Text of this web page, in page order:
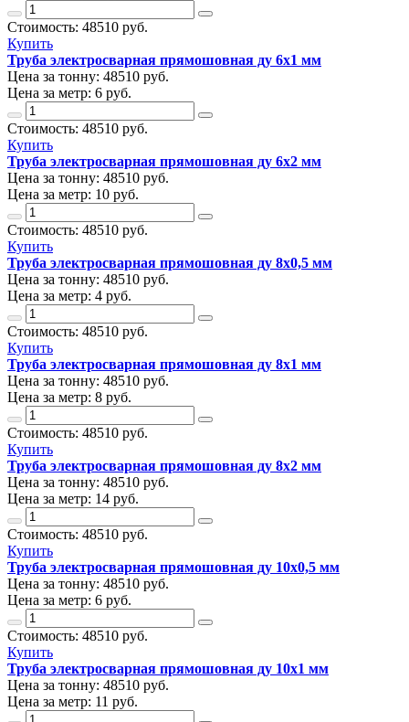
Стоимость: 48510 руб.
Купить
Труба электросварная прямошовная ду 6х1 мм
Цена за тонну: 48510 руб.
Цена за метр: 6 руб.
Стоимость: 48510 руб.
Купить
Труба электросварная прямошовная ду 6х2 мм
Цена за тонну: 48510 руб.
Цена за метр: 10 руб.
Стоимость: 48510 руб.
Купить
Труба электросварная прямошовная ду 8х0,5 мм
Цена за тонну: 48510 руб.
Цена за метр: 4 руб.
Стоимость: 48510 руб.
Купить
Труба электросварная прямошовная ду 8х1 мм
Цена за тонну: 48510 руб.
Цена за метр: 8 руб.
Стоимость: 48510 руб.
Купить
Труба электросварная прямошовная ду 8х2 мм
Цена за тонну: 48510 руб.
Цена за метр: 14 руб.
Стоимость: 48510 руб.
Купить
Труба электросварная прямошовная ду 10х0,5 мм
Цена за тонну: 48510 руб.
Цена за метр: 6 руб.
Стоимость: 48510 руб.
Купить
Труба электросварная прямошовная ду 10х1 мм
Цена за тонну: 48510 руб.
Цена за метр: 11 руб.